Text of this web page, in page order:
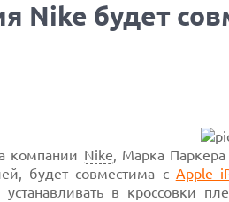
Nike будет
компании Nike, Марка
будет совместима с Apple
в кроссовки